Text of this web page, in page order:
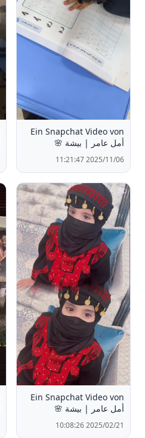
Ein Snapchat Video von
أمل عامر | بيشة 🌸
2025/11/06 11:21:47
Ein Snapchat Video von
أمل عامر | بيشة 🌸
2025/02/21 10:08:26